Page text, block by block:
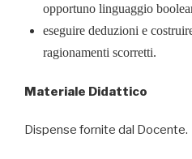
opportuno linguaggio
eseguire deduzioni e
ragionamenti scorretti.
Materiale Didattico
Dispense fornite dal Docente.